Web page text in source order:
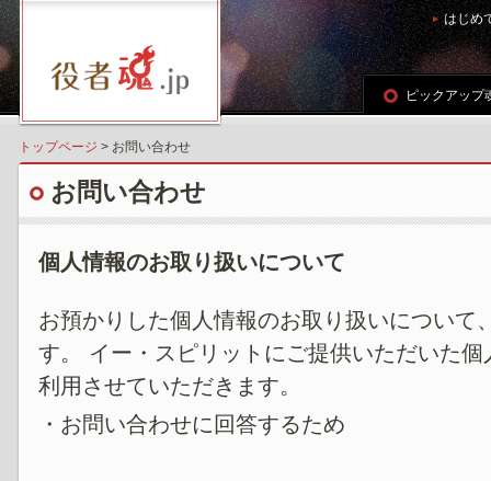
はじめ
ピックアップ
トップページ > お問い合わせ
お問い合わせ
個人情報のお取り扱いについて
お預かりした個人情報のお取り扱いについて
す。 イー・スピリットにご提供いただいた
利用させていただきます。
・お問い合わせに回答するため